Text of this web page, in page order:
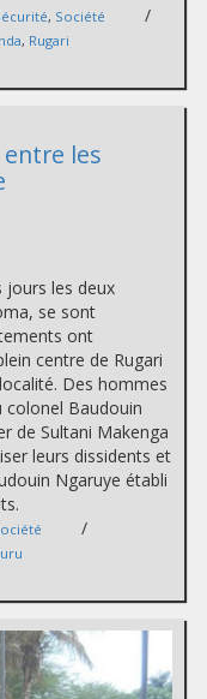
, Société /
, Rugari
les
jours les deux
se sont
ont
centre de Rugari
Des hommes
colonel Baudouin
de Sultani Makenga
leurs dissidents et
Ngaruye établi
/